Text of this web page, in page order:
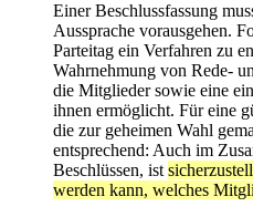
Einer Beschlussfassung
Aussprache vorausgehen.
Parteitag ein Verfahren zu
Wahrnehmung von Rede-
die Mitglieder sowie eine
ihnen ermöglicht. Für eine
die zur geheimen Wahl
entsprechend: Auch im
Beschlüssen, ist
werden kann, welches